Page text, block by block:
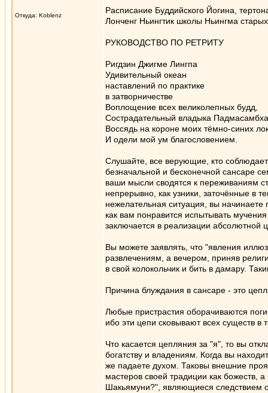
Откуда: Koblenz
Расписание Буддийского Йогина,
Лонченг Ньингтик школы Ньингма
РУКОВОДСТВО ПО РЕТРИТУ
Ригдзин Джигме Лингпа
Удивительный океан
наставлений по практике
в затворничестве
Воплощение всех великолепных будд,
Сострадательный владыка
Воссядь на короне моих тёмно-синих
И одели мой ум благословением.
Слушайте, все верующие, кто
безначальной и бесконечной сансаре
ваши мысли сводятся к переживаниям
непрерывно, как узники, заточённые в
нежелательная ситуация, вы
как вам понравится испытывать
заключается в реализации
Вы можете заявлять, что "явления
развлечениям, а вечером, приняв
в свой колокольчик и бить в дамару.
Причина блуждания в сансаре - это
Любые пристрастия оборачиваются
ибо эти цепи сковывают всех существ в
Что касается цепляния за "я", то вы
богатству и владениям. Когда вы
же падаете духом. Таковы внешние
мастеров своей традиции как божеств,
Шакьямуни?", являющиеся следствием